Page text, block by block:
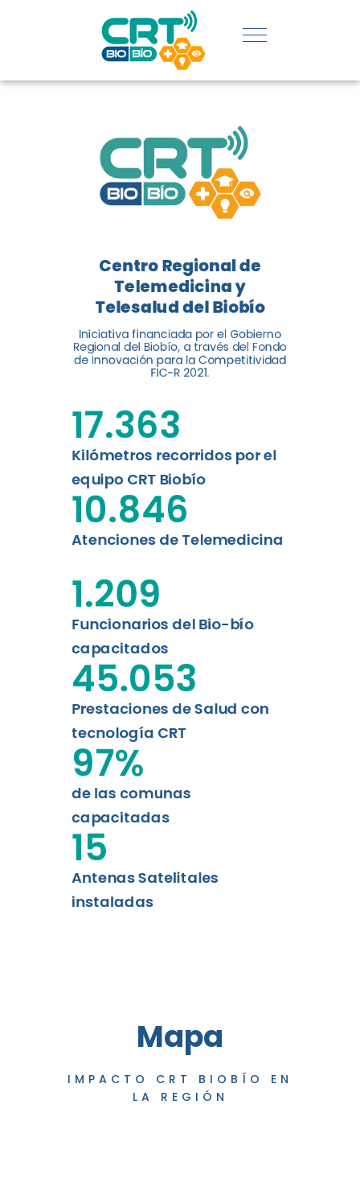
REGIÓN:
CONOCE
LOGROS
DE CRT
BIOBÍO
El Centro Regional de
Telemedicina y Telesalud del
Biobío presenta el balance de
tres años acercando la salud
digital a los habitantes...
Leer más
Centro Regional de
Telemedicina y
Telesalud del Biobío
Iniciativa financiada por el Gobierno
Regional del Biobío, a través del Fondo
de Innovación para la Competitividad
FIC-R 2021.
Kilómetros recorridos por el
equipo CRT Biobío
17.363
Atenciones de Telemedicina
10.846
Funcionarios del Bio-bío
capacitados
1.209
Prestaciones de Salud con
tecnología CRT
45.053
de las comunas
capacitadas
97%
Antenas Satelitales
instaladas
15
Mapa
IMPACTO CRT BIOBÍO EN
LA REGIÓN